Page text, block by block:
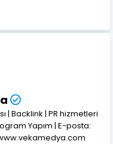
| Backlink | PR hizmetleri
Yapım | E-posta: